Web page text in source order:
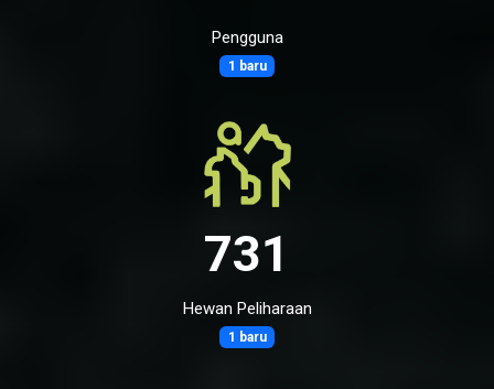
Pengguna
1 baru
731
Hewan Peliharaan
1 baru